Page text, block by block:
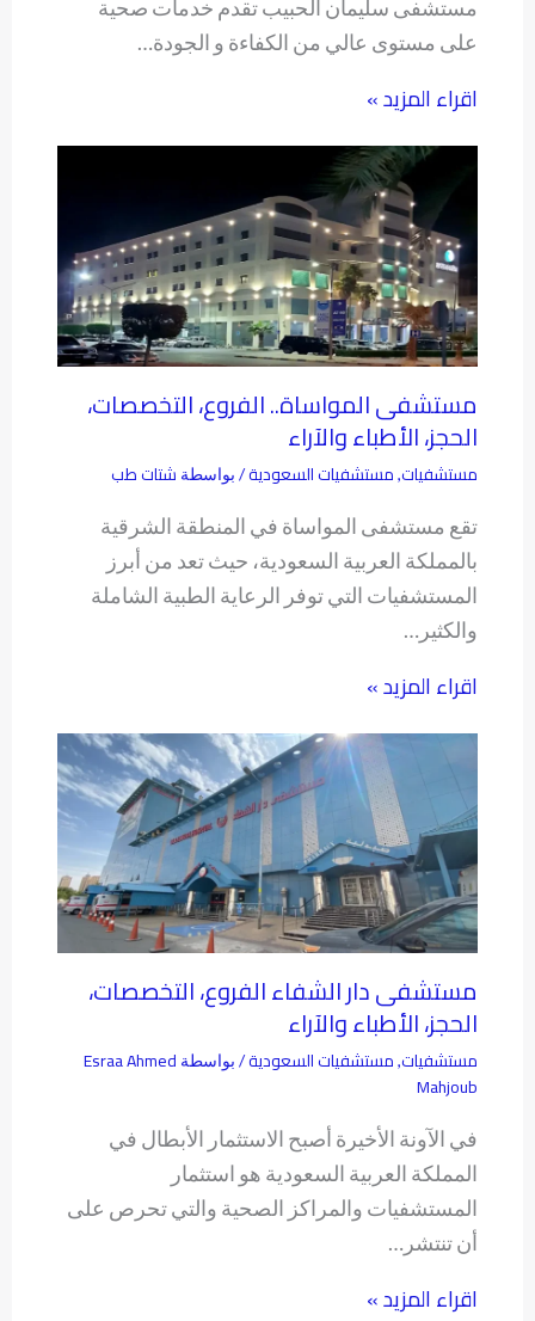
مستشفى سليمان الحبيب تقدم خدمات صحية
على مستوى عالي من الكفاءة و الجودة…
اقراء المزيد »
مستشفى المواساة.. الفروع، التخصصات،
الحجز، الأطباء والآراء
مستشفيات, مستشفيات السعودية/ بواسطة شتات طب
تقع مستشفى المواساة في المنطقة الشرقية
بالمملكة العربية السعودية، حيث تعد من أبرز
المستشفيات التي توفر الرعاية الطبية الشاملة
والكثير…
اقراء المزيد »
مستشفى دار الشفاء الفروع، التخصصات،
الحجز، الأطباء والآراء
مستشفيات, مستشفيات السعودية/ بواسطة Esraa Ahmed
Mahjoub
في الآونة الأخيرة أصبح الاستثمار الأبطال في
المملكة العربية السعودية هو استثمار
المستشفيات والمراكز الصحية والتي تحرص على
أن تنتشر…
اقراء المزيد »